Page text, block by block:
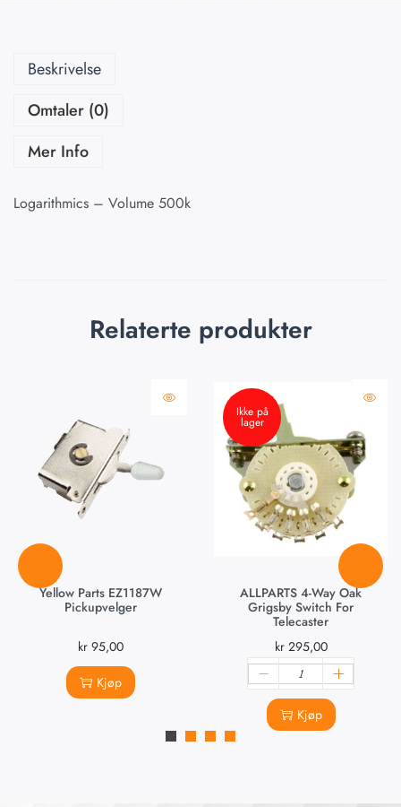
Beskrivelse
Omtaler (0)
Mer Info
Logarithmics – Volume 500k
Relaterte produkter
Yellow Parts EZ1187W
Pickupvelger
kr95,00
Kjøp
Ikke på
lager
ALLPARTS 4-Way Oak
Grigsby Switch For
Telecaster
kr295,00
Kjøp